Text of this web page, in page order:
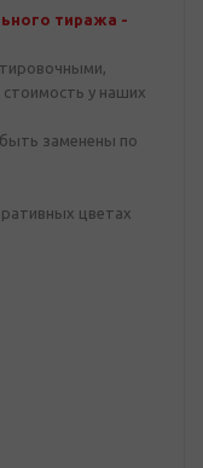
тиража -
у наших
заменены по
цветах